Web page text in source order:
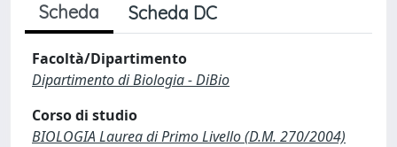
Scheda Scheda DC
Facoltà/Dipartimento
Dipartimento di Biologia - DiBio
Corso di studio
BIOLOGIA Laurea di Primo Livello (D.M. 270/2004)